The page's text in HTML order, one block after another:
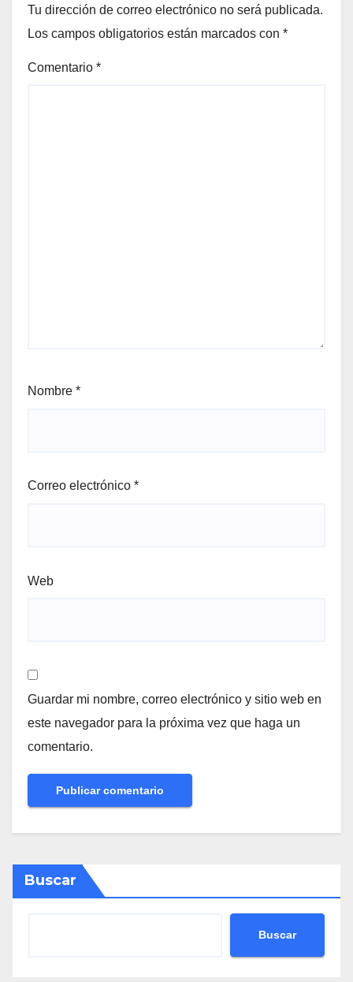
Tu dirección de correo electrónico no será publicada.
Los campos obligatorios están marcados con *
Comentario *
Nombre *
Correo electrónico *
Web
Guardar mi nombre, correo electrónico y sitio web en
este navegador para la próxima vez que haga un
comentario.
Buscar
Buscar